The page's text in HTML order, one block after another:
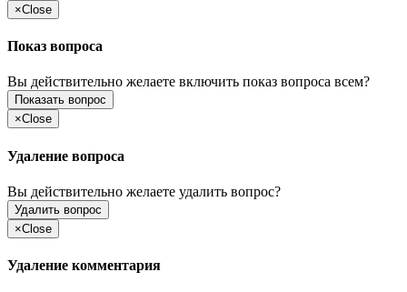
×Close
Показ вопроса
Вы действительно желаете включить показ вопроса всем?
Показать вопрос
×Close
Удаление вопроса
Вы действительно желаете удалить вопрос?
Удалить вопрос
×Close
Удаление комментария